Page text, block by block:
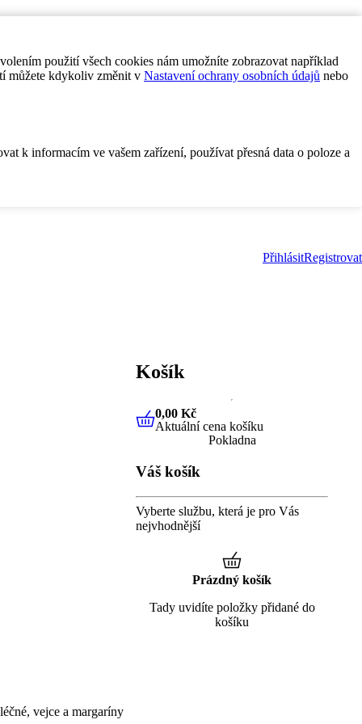
použití všech cookies nám umožníte zobrazovat například
můžete kdykoliv změnit v Nastavení ochrany osobních údajů nebo
k informacím ve vašem zařízení, používat přesná data o poloze a
PřihlásitRegistrovat
vejce a margaríny
Košík
0,00 KčAktuální cena košíku
0,00 Kč
Aktuální cena košíku
Pokladna
Váš košík
Vyberte službu, která je pro Vás
nejvhodnější
Prázdný košík
Tady uvidíte položky přidané do
košíku